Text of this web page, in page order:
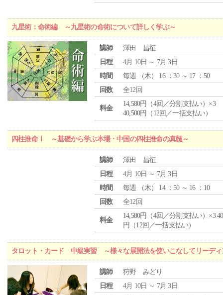
九星術：命術編 ～九星術の命術について詳しく学ぶ～
講師
澤田 昌征
日程
4月 10日 ～ 7月 3日
時間
毎週 （木） 16 ：30 ～ 17 ：50
回数
全12回
料金
14,580円（4回／分割支払い）×3
40,500円（12回／一括支払い）
四柱推命Ⅰ ～基礎から学ぶ本場・中国の四柱推命の真髄～
講師
澤田 昌征
日程
4月 10日 ～ 7月 3日
時間
毎週 （木） 14 ：50 ～ 16 ：10
回数
全12回
料金
14,580円（4回／分割支払い）×3
円（12回／一括支払い）
タロット・カード 中級実習 ～様々な展開法を使いこなしてリーディ
講師
狩野 みどり
日程
4月 10日 ～ 7月 3日